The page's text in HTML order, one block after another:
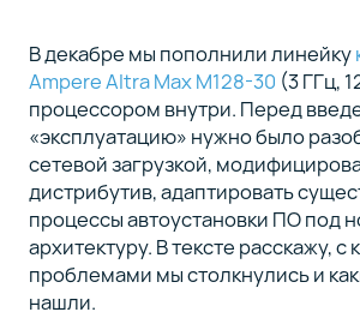
4 Заключение
Сейчас
статье
курса
В декабре мы пополнили линейку
Ampere Altra Max M128-30 (3 ГГц,
процессором внутри. Перед
«эксплуатацию» нужно было
сетевой загрузкой,
дистрибутив, адаптировать
процессы автоустановки ПО под
архитектуру. В тексте расскажу, с
проблемами мы столкнулись и
нашли.